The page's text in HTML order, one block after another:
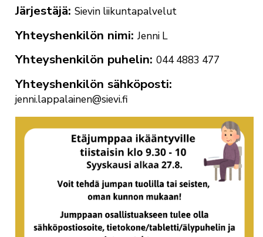
Järjestäjä Sievin liikuntapalvelut
Yhteyshenkilön nimi Jenni L
Yhteyshenkilön puhelin 044 4883 477
Yhteyshenkilön sähköposti
jenni.lappalainen@sievi.fi